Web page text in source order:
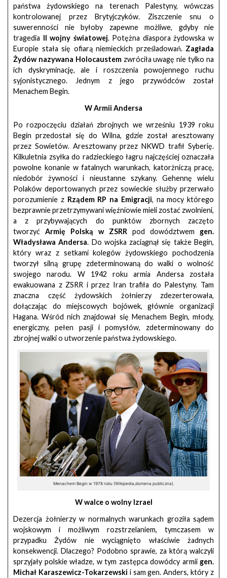
państwa żydowskiego na terenach Palestyny, wówczas
kontrolowanej przez Brytyjczyków. Ziszczenie snu o
suwerenności nie byłoby zapewne możliwe, gdyby nie
tragedia II wojny światowej. Potężna diaspora żydowska w
Europie stała się ofiarą niemieckich prześladowań. Zagłada
Żydów nazywana Holocaustemzwróciła uwagę nie tylko na
ich dyskryminację, ale i roszczenia powojennego ruchu
syjonistycznego. Jednym z jego przywódców został
Menachem Begin.
W Armii Andersa
Po rozpoczęciu działań zbrojnych we wrześniu 1939 roku
Begin przedostał się do Wilna, gdzie został aresztowany
przez Sowietów. Aresztowany przez NKWD trafił Syberię.
Kilkuletnia zsyłka do radzieckiego łagru najczęściej oznaczała
powolne konanie w fatalnych warunkach, katorżniczą pracę,
niedobór żywności i nieustanne szykany. Gehennę wielu
Polaków deportowanych przez sowieckie służby przerwało
porozumienie z Rządem RP na Emigracji, na mocy którego
bezprawnie przetrzymywani więźniowie mieli zostać zwolnieni,
a z przybywających do punktów zbornych zaczęto
tworzyć Armię Polską w ZSRR pod dowództwem gen.
Władysława Andersa. Do wojska zaciągnął się także Begin,
który wraz z setkami kolegów żydowskiego pochodzenia
tworzył silną grupę zdeterminowaną do walki o wolność
swojego narodu. W 1942 roku armia Andersa została
ewakuowana z ZSRR i przez Iran trafiła do Palestyny. Tam
znaczna część żydowskich żołnierzy zdezerterowała,
dołączając do miejscowych bojówek, głównie organizacji
Hagana. Wśród nich znajdował się Menachem Begin, młody,
energiczny, pełen pasji i pomysłów, zdeterminowany do
zbrojnej walki o utworzenie państwa żydowskiego.
Menachem Begin w 1978 roku (Wikipedia,domena publiczna).
W walce o wolny Izrael
Dezercja żołnierzy w normalnych warunkach groziła sądem
wojskowym i możliwym rozstrzelaniem, tymczasem w
przypadku Żydów nie wyciągnięto właściwie żadnych
konsekwencji. Dlaczego? Podobno sprawie, za którą walczyli
sprzyjały polskie władze, w tym zastępca dowódcy armii gen.
Michał Karaszewicz-Tokarzewski i sam gen. Anders, który z